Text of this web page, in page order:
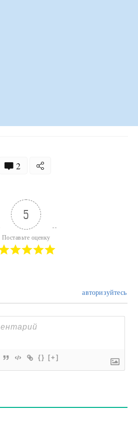
2
5
Поставьте оценку
авторизуйтесь
{} [+]